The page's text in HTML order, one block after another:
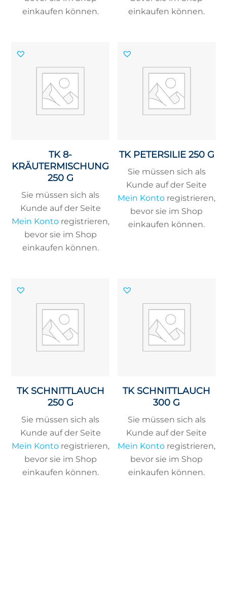
einkaufen können.
einkaufen können.
TK 8-
KRÄUTERMISCHUNG
250 G
Sie müssen sich als
Kunde auf der Seite
Mein Kontoregistrieren,
bevor sie im Shop
einkaufen können.
TK PETERSILIE 250 G
Sie müssen sich als
Kunde auf der Seite
Mein Konto registrieren,
bevor sie im Shop
einkaufen können.
TK SCHNITTLAUCH
250 G
Sie müssen sich als
Kunde auf der Seite
Mein Kontoregistrieren,
bevor sie im Shop
einkaufen können.
TK SCHNITTLAUCH
300 G
Sie müssen sich als
Kunde auf der Seite
Mein Konto registrieren,
bevor sie im Shop
einkaufen können.